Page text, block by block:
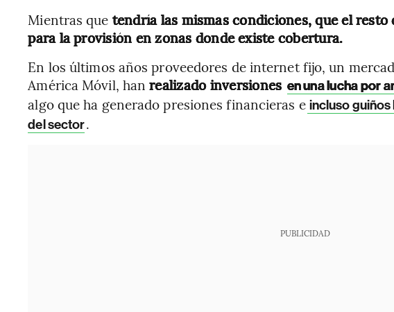
Mientras que tendría las mismas condiciones, que el
para la provisión en zonas donde existe cobertura.
En los últimos años proveedores de internet fijo, un
América Móvil, hanrealizado inversiones en una lucha por
algo que ha generado presiones financieras e incluso
del sector.
PUBLICIDAD